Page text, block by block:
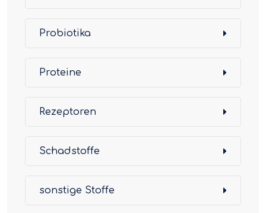
Probiotika
Proteine
Rezeptoren
Schadstoffe
sonstige Stoffe